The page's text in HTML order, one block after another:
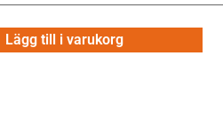
Lägg till i varukorg